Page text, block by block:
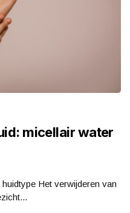
micellair water
Het verwijderen van